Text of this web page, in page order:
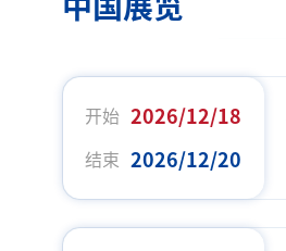
中国展览
开始 2026/12/18
结束 2026/12/20